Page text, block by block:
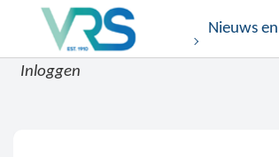
Nieuws
Inloggen